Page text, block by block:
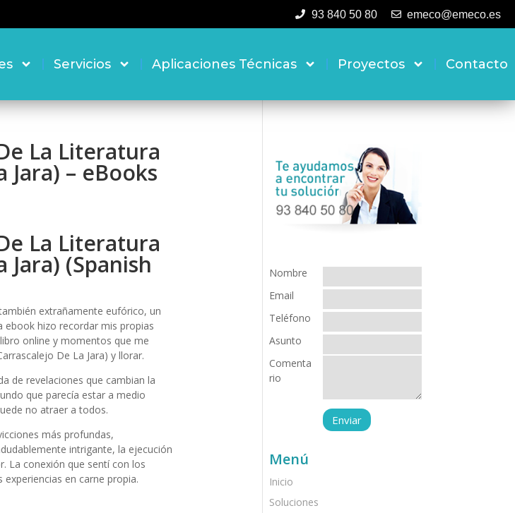
93 840 50 80 emeco@emeco.es
Servicios Aplicaciones Técnicas Proyectos Contacto
La Literatura
Jara) – eBooks
La Literatura
Jara) (Spanish
extrañamente eufórico, un
hizo recordar mis propias
online​ y momentos que me
De La Jara) y llorar.
de revelaciones que cambian la
que parecía estar a medio
no atraer a todos.
más profundas,
intrigante, la ejecución
La conexión que sentí con los
en carne propia.
Nombre
Email
Teléfono
Asunto
Comenta
rio
Menú
Inicio
Soluciones